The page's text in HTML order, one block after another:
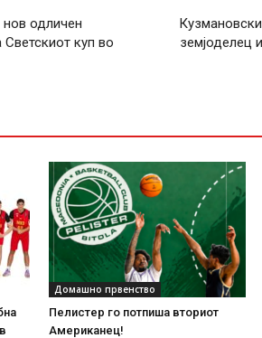
одличен
Светскиот куп во
земјоделец
Домашно првенство
Пелистер го потпиша вториот
Американец!